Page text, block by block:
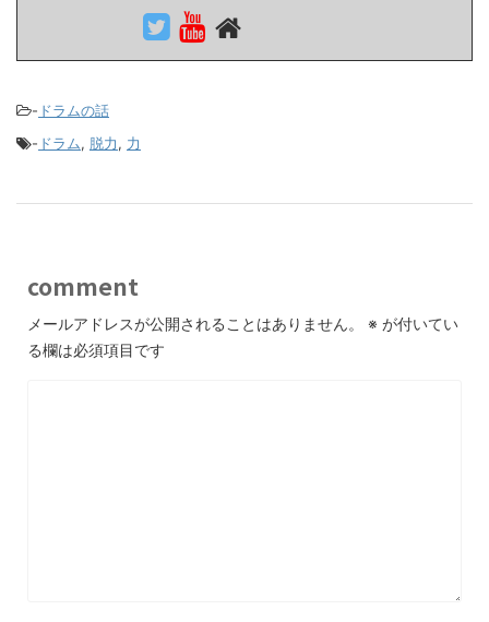
- ドラムの話
- ドラム, 脱力, 力
comment
メールアドレスが公開されることはありません。 ※ が付いてい
る欄は必須項目です